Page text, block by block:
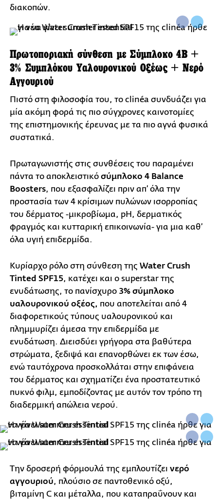
διακοπών.
Πρωτοποριακή σύνθεση με Σύμπλοκο 4Β +
3% Συμπλόκου Υαλουρονικού Οξέως + Νερό
Αγγουριού
Πιστό στη φιλοσοφία του, το clinéa συνδυάζει για
μία ακόμη φορά τις πιο σύγχρονες καινοτομίες
της επιστημονικής έρευνας με τα πιο αγνά φυσικά
συστατικά.
Πρωταγωνιστής στις συνθέσεις του παραμένει
πάντα το αποκλειστικό σύμπλοκο 4 Balance
Boosters, που εξασφαλίζει πριν απ’ όλα την
προστασία των 4 κρίσιμων πυλώνων ισορροπίας
του δέρματος -μικροβίωμα, pH, δερματικός
φραγμός και κυτταρική επικοινωνία- για μια καθ’
όλα υγιή επιδερμίδα.
Κυρίαρχο ρόλο στη σύνθεση της Water Crush
Tinted SPF15, κατέχει και ο superstar της
ενυδάτωσης, το πανίσχυρο 3% σύμπλοκο
υαλουρονικού οξέος, που αποτελείται από 4
διαφορετικούς τύπους υαλουρονικού και
πλημμυρίζει άμεσα την επιδερμίδα με
ενυδάτωση. Διεισδύει γρήγορα στα βαθύτερα
στρώματα, ξεδιψά και επανορθώνει εκ των έσω,
ενώ ταυτόχρονα προσκολλάται στην επιφάνεια
του δέρματος και σχηματίζει ένα προστατευτικό
πυκνό φιλμ, εμποδίζοντας με αυτόν τον τρόπο τη
διαδερμική απώλεια νερού.
Την δροσερή φόρμουλά της εμπλουτίζει νερό
αγγουριού, πλούσιο σε παντοθενικό οξύ,
βιταμίνη C και μέταλλα, που καταπραΰνουν και